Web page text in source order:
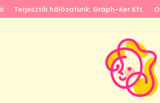
Terjesztői hálózatunk: Graph-Ker Kft.